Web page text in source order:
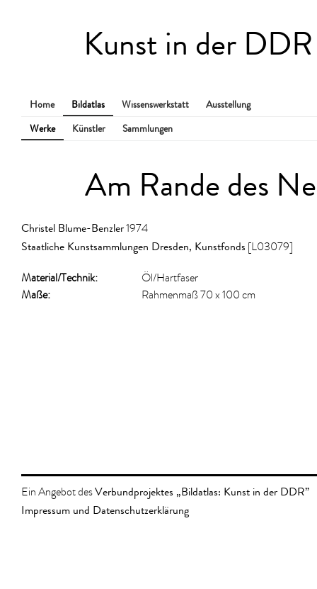
Kunst in der DDR
Home Bildatlas Wissenswerkstatt
Ausstellung
Werke
Künstler Sammlungen
Am Rande des
Christel Blume-Benzler1974
Staatliche Kunstsammlungen Dresden, Kunstfonds [L03079]
Material/​Technik:
Öl/Hartfaser
Maße:
Rahmenmaß 70 x 100 cm
Ein Angebot desVerbundprojektes „Bildatlas: Kunst in der DDR”
Impressum und Datenschutzerklärung